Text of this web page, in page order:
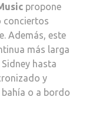
propone
conciertos
Además, este
más larga
hasta
y
o a bordo